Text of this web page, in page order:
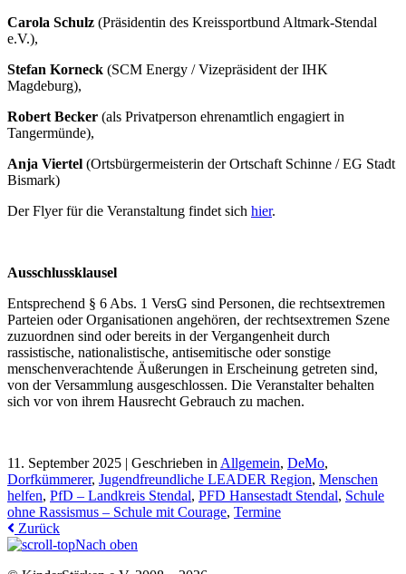
Carola Schulz (Präsidentin des Kreissportbund Altmark-Stendal
e.V.),
Stefan Korneck (SCM Energy / Vizepräsident der IHK
Magdeburg),
Robert Becker (als Privatperson ehrenamtlich engagiert in
Tangermünde),
Anja Viertel (Ortsbürgermeisterin der Ortschaft Schinne / EG Stadt
Bismark)
Der Flyer für die Veranstaltung findet sich hier.
Ausschlussklausel
Entsprechend § 6 Abs. 1 VersG sind Personen, die rechtsextremen
Parteien oder Organisationen angehören, der rechtsextremen Szene
zuzuordnen sind oder bereits in der Vergangenheit durch
rassistische, nationalistische, antisemitische oder sonstige
menschenverachtende Äußerungen in Erscheinung getreten sind,
von der Versammlung ausgeschlossen. Die Veranstalter behalten
sich vor von ihrem Hausrecht Gebrauch zu machen.
11. September 2025 | Geschrieben in Allgemein, DeMo,
Dorfkümmerer, Jugendfreundliche LEADER Region, Menschen
helfen, PfD – Landkreis Stendal, PFD Hansestadt Stendal, Schule
ohne Rassismus – Schule mit Courage, Termine
Zurück
Nach oben